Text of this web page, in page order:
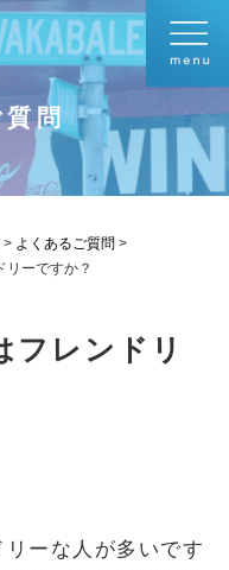
質問
> よくあるご質問 >
リーですか？
フレンドリ
ーな人が多いです